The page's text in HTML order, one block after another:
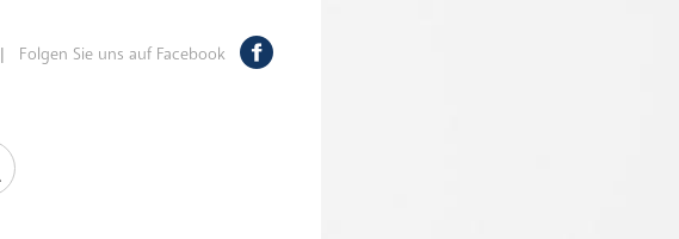
| Folgen Sie uns auf Facebook